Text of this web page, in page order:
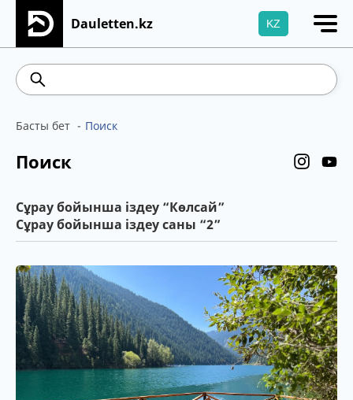
Dauletten.kz KZ
Сіздің өтінішіңіз сәтті жіберілді, Рақмет!
Басты бет Поиск
Поиск
Сұрау бойынша іздеу “Көлсай”
Сұрау бойынша іздеу саны “2”